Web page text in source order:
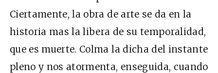
Ciertamente, la obra de arte se da en la
historia mas la libera de su temporalidad,
que es muerte. Colma la dicha del instante
pleno y nos atormenta, enseguida, cuando